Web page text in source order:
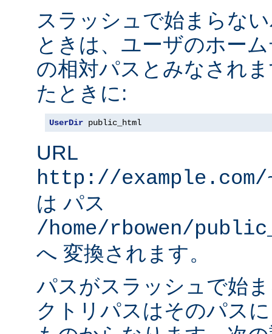
スラッシュで始まらな
ときは、ユーザのホー
の相対パスとみなされ
たときに:
UserDir public_html
URL
http://
は パス
/home/rbowen/
へ 変換されます。
パスがスラッシュで始
クトリパスはそのパス